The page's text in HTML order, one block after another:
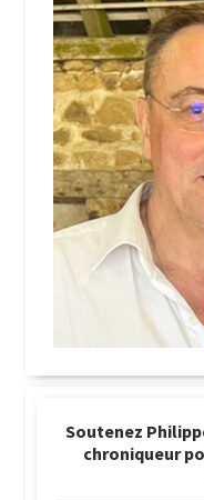
Soutenez
chroniqueur